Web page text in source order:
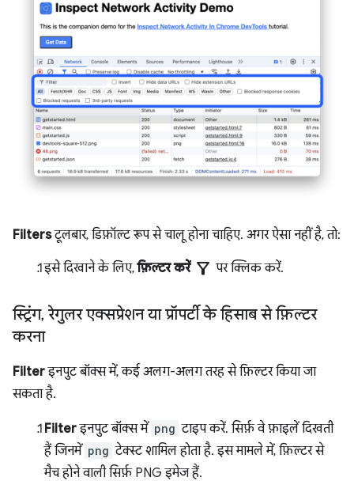
Filtersटूलबार, डिफ़ॉल्ट रूप से चालू होना चाहिए. अगर ऐसा नहीं है, तो:
इसे दिखाने के लिए,फ़िल्टर करें filter_alt पर क्लिक करें.
स्ट्रिंग, रेगुलर एक्सप्रेशन या प्रॉपर्टी के हिसाब से फ़िल्टर
करना
Filterइनपुट बॉक्स में, कई अलग-अलग तरह से फ़िल्टर किया जा
सकता है.
Filterइनपुट बॉक्स में png टाइप करें. सिर्फ़ वे फ़ाइलें दिखती
हैं जिनमें png टेक्स्ट शामिल होता है. इस मामले में, फ़िल्टर से
मैच होने वाली सिर्फ़ PNG इमेज हैं.